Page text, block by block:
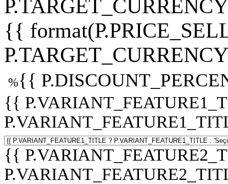
{{
%{{
{{
{{